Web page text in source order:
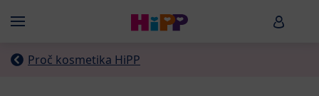
Menü HiPP
Proč kosmetika HiPP